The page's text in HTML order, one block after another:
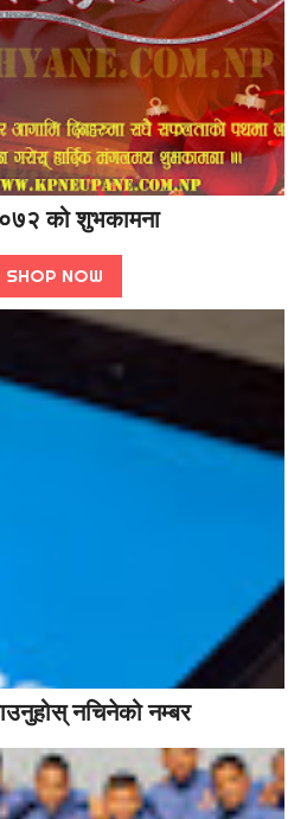
को शुभकामना
SHOP NOW
नचिनेको नम्बर